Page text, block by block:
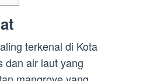
terkenal di Kota
dan air laut yang